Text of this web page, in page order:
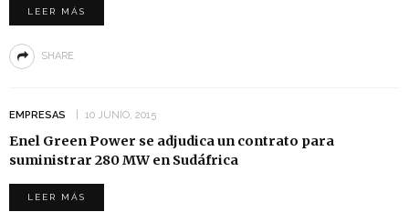
LEER MÁS
SHARE
EMPRESAS 10 JUNIO, 2015
Enel Green Power se adjudica un contrato para
suministrar 280 MW en Sudáfrica
LEER MÁS